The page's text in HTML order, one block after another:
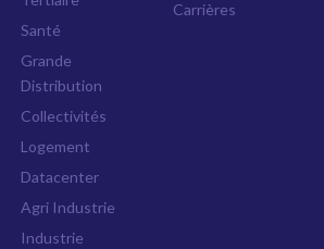
Santé
Grande
Distribution
Collectivités
Logement
Datacenter
Agri Industrie
Industrie
Carrières